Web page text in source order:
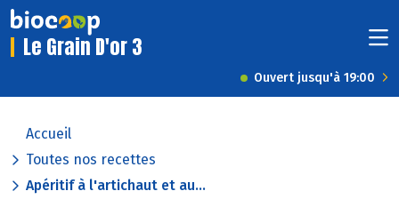
Le Grain D'or 3
Ouvert jusqu'à 19:00
Accueil
Toutes nos recettes
Apéritif à l'artichaut et au...